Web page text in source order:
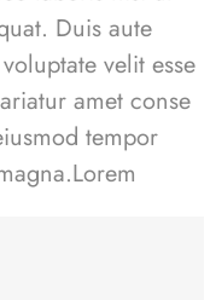
Duis aute
velit esse
amet conse
tempor
Lorem